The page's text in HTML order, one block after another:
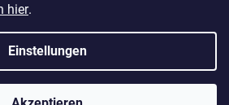
hier.
Einstellungen
Erstellt von Shoptet
sportswear. Alle Rechte vorbehalten.